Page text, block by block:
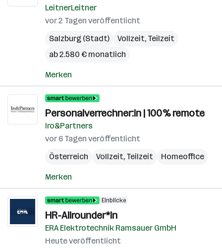
LeitnerLeitner
vor 2 Tagen veröffentlicht
Salzburg (Stadt)
Vollzeit, Teilzeit
ab 2.580 € monatlich
Merken
Personalverrechner:in | 100% remote
Iro&Partners
vor 6 Tagen veröffentlicht
Österreich
Vollzeit, Teilzeit Homeoffice
Merken
Einblicke
HR-Allrounder*in
ERA Elektrotechnik Ramsauer GmbH
Heute veröffentlicht